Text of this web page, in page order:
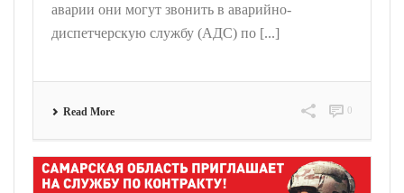
аварии они могут звонить в аварийно-
диспетчерскую службу (АДС) по [...]
Read More 0